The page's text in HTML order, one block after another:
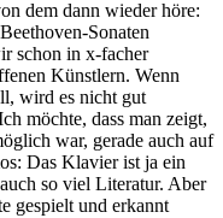
dem dann wieder höre:
Sonaten
schon in x-facher
Künstlern. Wenn
wird es nicht gut
möchte, dass man zeigt,
war, gerade auch auf
Das Klavier ist ja ein
so viel Literatur. Aber
gespielt und erkannt